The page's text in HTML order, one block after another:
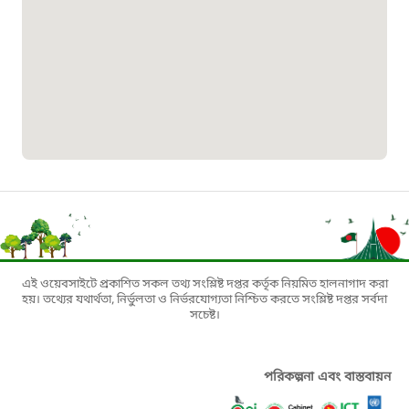
১০০
বাংলাদেশ টেলিযোগাযোগ সেবা সংক্রান্ত
হটলাইন
১৬৯৯৯
বিদ্যুৎ বিভাগ সেবা সংক্রান্ত হটলাইন
এই ওয়েবসাইটে প্রকাশিত সকল তথ্য সংশ্লিষ্ট দপ্তর কর্তৃক নিয়মিত হালনাগাদ করা
হয়। তথ্যের যথার্থতা, নির্ভুলতা ও নির্ভরযোগ্যতা নিশ্চিত করতে সংশ্লিষ্ট দপ্তর সর্বদা
সচেষ্ট।
পরিকল্পনা এবং বাস্তবায়ন